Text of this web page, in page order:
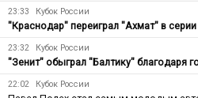
23:33 Кубок России
"Краснодар" переиграл "Ахмат" в серии
23:32 Кубок России
"Зенит" обыграл "Балтику" благодаря
22:02 Кубок России